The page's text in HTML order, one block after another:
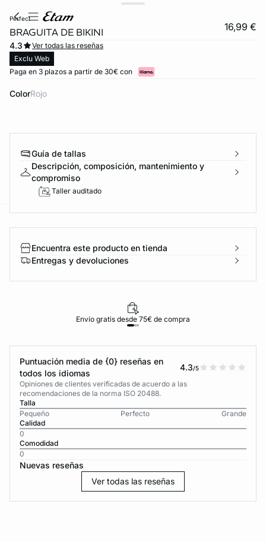
perfect
BRAGUITA DE BIKINI 16,99 €
4.3
Ver todas las reseñas
Exclu Web
Paga en 3 plazos a partir de 30€ con
Color rojo
Guía de tallas
Descripción, composición, mantenimiento y
compromiso
Taller auditado
Encuentra este producto en tienda
Entregas y devoluciones
Envío gratis desde 75€ de compra
Puntuación media de {0} reseñas en
todos los idiomas
4.3/5
Opiniones de clientes verificadas de acuerdo a las
recomendaciones de la norma ISO 20488.
Talla
Pequeño
Perfecto
Grande
Calidad
0
Comodidad
0
Nuevas reseñas
Ver todas las reseñas